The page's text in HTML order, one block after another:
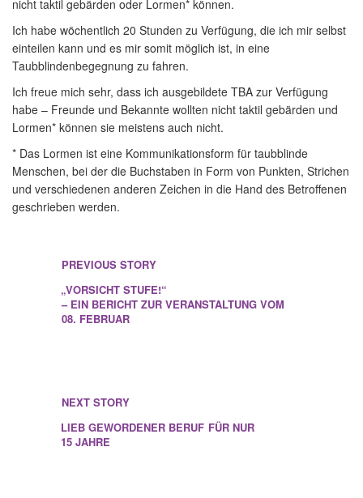
nicht taktil gebärden oder Lormen* können.
Ich habe wöchentlich 20 Stunden zu Verfügung, die ich mir selbst
einteilen kann und es mir somit möglich ist, in eine
Taubblindenbegegnung zu fahren.
Ich freue mich sehr, dass ich ausgebildete TBA zur Verfügung
habe – Freunde und Bekannte wollten nicht taktil gebärden und
Lormen* können sie meistens auch nicht.
* Das Lormen ist eine Kommunikationsform für taubblinde
Menschen, bei der die Buchstaben in Form von Punkten, Strichen
und verschiedenen anderen Zeichen in die Hand des Betroffenen
geschrieben werden.
PREVIOUS STORY
„VORSICHT STUFE!“
– EIN BERICHT ZUR VERANSTALTUNG VOM
08. FEBRUAR
NEXT STORY
LIEB GEWORDENER BERUF FÜR NUR
15 JAHRE